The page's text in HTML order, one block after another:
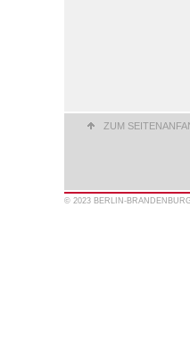
ZUM
© 2023 BERLIN-